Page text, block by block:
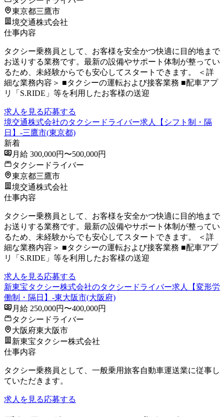
東京都三鷹市
境交通株式会社
仕事内容
タクシー乗務員として、お客様を安全かつ快適に目的地まで
お送りする業務です。最新の設備やサポート体制が整ってい
るため、未経験からでも安心してスタートできます。 ＜詳
細な業務内容＞ ■タクシーの運転および接客業務 ■配車アプ
リ「S.RIDE」等を利用したお客様の送迎
求人を見る応募する
境交通株式会社のタクシードライバー求人【シフト制・隔
日】-三鷹市(東京都)
新着
月給 300,000円〜500,000円
タクシードライバー
東京都三鷹市
境交通株式会社
仕事内容
タクシー乗務員として、お客様を安全かつ快適に目的地まで
お送りする業務です。最新の設備やサポート体制が整ってい
るため、未経験からでも安心してスタートできます。 ＜詳
細な業務内容＞ ■タクシーの運転および接客業務 ■配車アプ
リ「S.RIDE」等を利用したお客様の送迎
求人を見る応募する
新東宝タクシー株式会社のタクシードライバー求人【変形労
働制・隔日】-東大阪市(大阪府)
月給 250,000円〜400,000円
タクシードライバー
大阪府東大阪市
新東宝タクシー株式会社
仕事内容
タクシー乗務員として、一般乗用旅客自動車運送業に従事し
ていただきます。
求人を見る応募する